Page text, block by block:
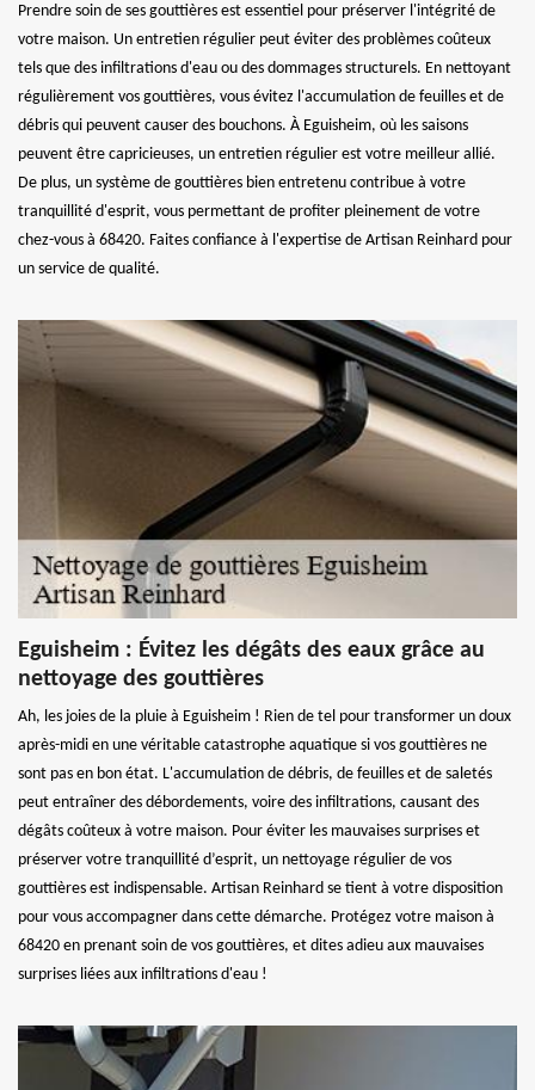
Prendre soin de ses gouttières est essentiel pour préserver l'intégrité de
votre maison. Un entretien régulier peut éviter des problèmes coûteux
tels que des infiltrations d'eau ou des dommages structurels. En nettoyant
régulièrement vos gouttières, vous évitez l'accumulation de feuilles et de
débris qui peuvent causer des bouchons. À Eguisheim, où les saisons
peuvent être capricieuses, un entretien régulier est votre meilleur allié.
De plus, un système de gouttières bien entretenu contribue à votre
tranquillité d'esprit, vous permettant de profiter pleinement de votre
chez-vous à 68420. Faites confiance à l'expertise de Artisan Reinhard pour
un service de qualité.
Eguisheim : Évitez les dégâts des eaux grâce au
nettoyage des gouttières
Ah, les joies de la pluie à Eguisheim ! Rien de tel pour transformer un doux
après-midi en une véritable catastrophe aquatique si vos gouttières ne
sont pas en bon état. L'accumulation de débris, de feuilles et de saletés
peut entraîner des débordements, voire des infiltrations, causant des
dégâts coûteux à votre maison. Pour éviter les mauvaises surprises et
préserver votre tranquillité d’esprit, un nettoyage régulier de vos
gouttières est indispensable. Artisan Reinhard se tient à votre disposition
pour vous accompagner dans cette démarche. Protégez votre maison à
68420 en prenant soin de vos gouttières, et dites adieu aux mauvaises
surprises liées aux infiltrations d'eau !